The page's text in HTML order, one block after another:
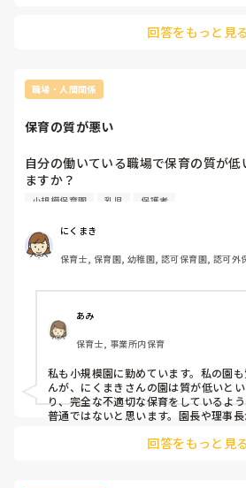
回答をもっと見る
職場・人間関係
保育の質が悪い
自分の働いている職場で保育の質が
ますか？
質が低すぎると感じています。
0.1.2の小規模園なのですが例をあげ
・0歳児で歩きたてで歩行も不安定な
乗りバギーに乗せる。
もちろん転んでしまうので踏まれるこ
・声かけが適切ではない
もういい加減にして、ちゃんとやって
どうしてやってはいけないのかを伝え
としか伝えない
言うことを聞かない子を引きずり活動
たせてるその後のアフターフォロー
見てないから知らないと言われる
小規模保育園 乳児 保護者
にくまき
保育士, 保育園, 幼稚園, 認可保育園, 認可外
あみ
保育士, 事業所内保育
私も小規模園に勤めています。私の園
んが、にくまきさんの園は質が低いと
り、完全な不適切な保育をしているよ
普通ではないと思います。園長や理事
回答をもっと見る